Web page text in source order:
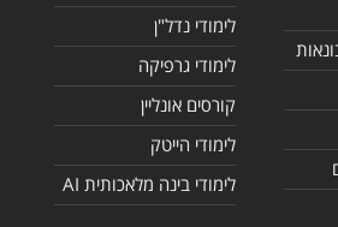
לימודי נדל"ן
לימודי גרפיקה
קורסים אונליין
לימודי הייטק
לימודי בינה מלאכותית AI